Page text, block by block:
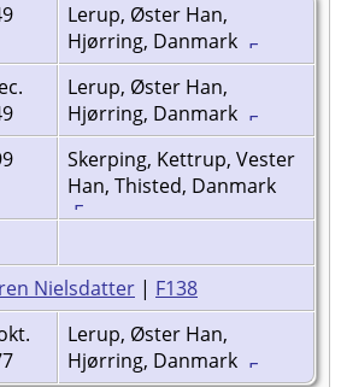
Lerup, Øster Han,
Hjørring, Danmark
Lerup, Øster Han,
Hjørring, Danmark
Skerping, Kettrup, Vester
Han, Thisted, Danmark
Nielsdatter | F138
Lerup, Øster Han,
Hjørring, Danmark